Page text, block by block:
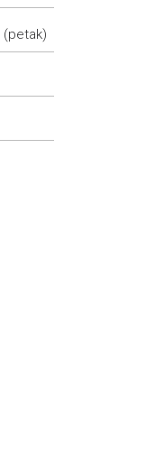
(petak)